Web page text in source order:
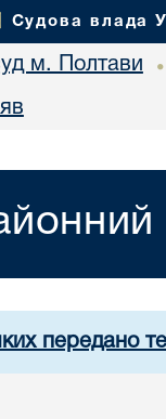
Судова влада
м. Полтави •
передано